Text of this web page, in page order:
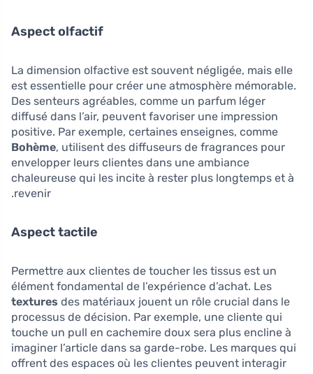
Aspect olfactif
La dimension olfactive est souvent négligée, mais elle
est essentielle pour créer une atmosphère mémorable.
Des senteurs agréables, comme un parfum léger
diffusé dans l’air, peuvent favoriser une impression
positive. Par exemple, certaines enseignes, comme
Bohème, utilisent des diffuseurs de fragrances pour
envelopper leurs clientes dans une ambiance
chaleureuse qui les incite à rester plus longtemps et à
revenir.
Aspect tactile
Permettre aux clientes de toucher les tissus est un
élément fondamental de l’expérience d’achat. Les
textures des matériaux jouent un rôle crucial dans le
processus de décision. Par exemple, une cliente qui
touche un pull en cachemire doux sera plus encline à
imaginer l’article dans sa garde-robe. Les marques qui
offrent des espaces où les clientes peuvent interagir